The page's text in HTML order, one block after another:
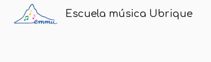
Escuela música Ubrique